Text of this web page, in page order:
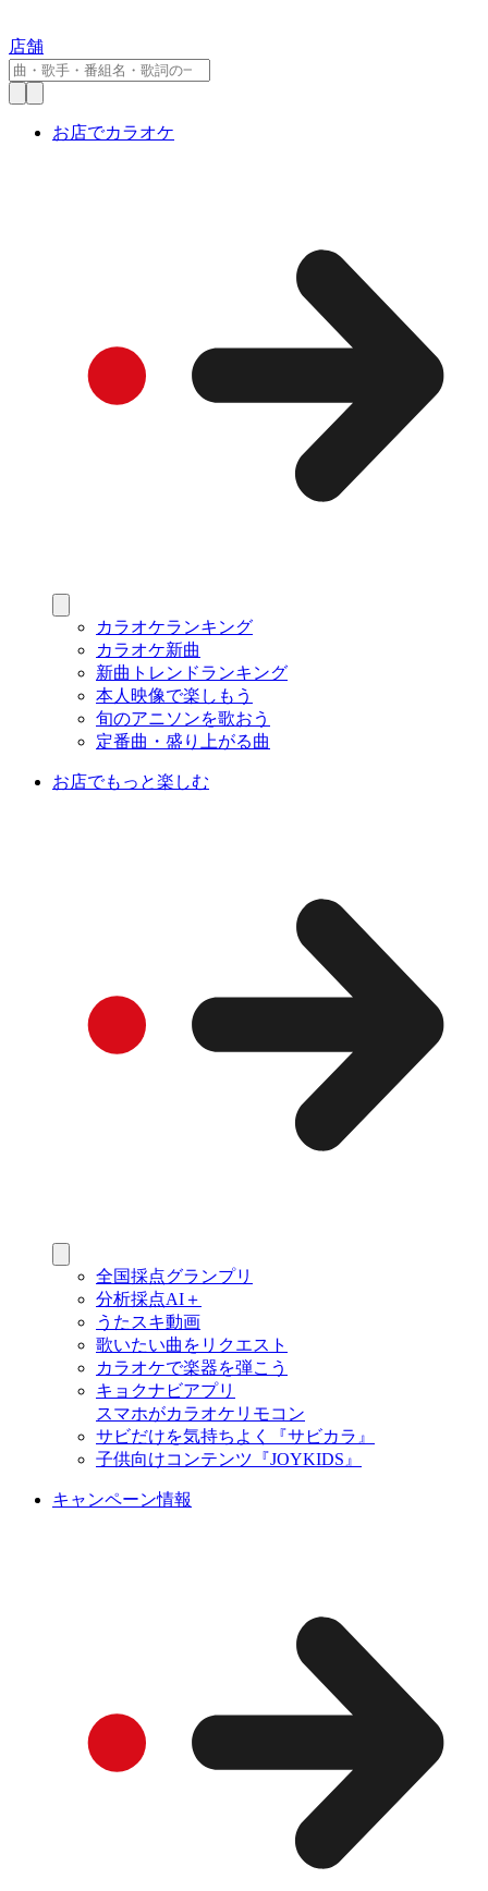
店舗
お店でカラオケ
カラオケランキング
カラオケ新曲
新曲トレンドランキング
本人映像で楽しもう
旬のアニソンを歌おう
定番曲・盛り上がる曲
お店でもっと楽しむ
全国採点グランプリ
分析採点AI＋
うたスキ動画
歌いたい曲をリクエスト
カラオケで楽器を弾こう
キョクナビアプリ
スマホがカラオケリモコン
サビだけを気持ちよく『サビカラ』
子供向けコンテンツ『JOYKIDS』
キャンペーン情報